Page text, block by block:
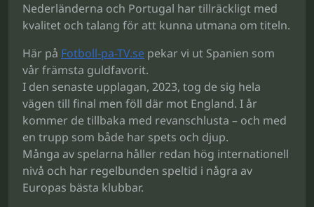
Nederländerna och Portugal har tillräckligt med
kvalitet och talang för att kunna utmana om titeln.
Här på Fotboll-pa-TV.se pekar vi ut Spanien som
vår främsta guldfavorit.
I den senaste upplagan, 2023, tog de sig hela
vägen till final men föll där mot England. I år
kommer de tillbaka med revanschlusta – och med
en trupp som både har spets och djup.
Många av spelarna håller redan hög internationell
nivå och har regelbunden speltid i några av
Europas bästa klubbar.